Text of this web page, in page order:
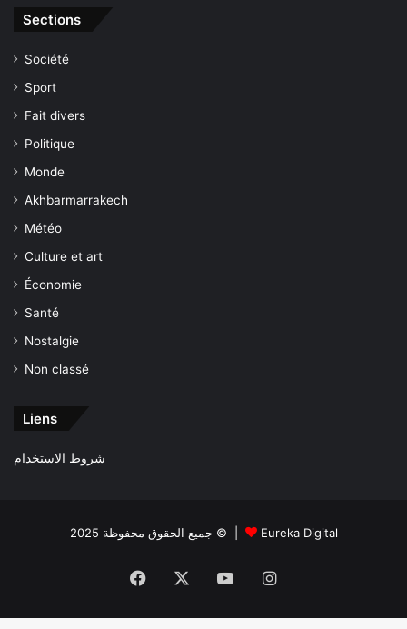
Sections
Société
Sport
Fait divers
Politique
Monde
Akhbarmarrakech
Météo
Culture et art
Économie
Santé
Nostalgie
Non classé
Liens
شروط الاستخدام
جميع الحقوق محفوظة 2025 © | Eureka Digital
Facebook YouTubeInstagram